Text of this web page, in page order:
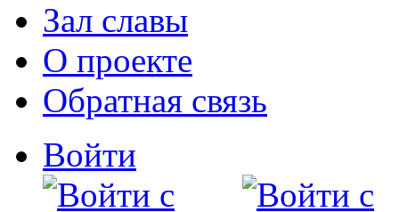
Зал славы
О проекте
Обратная связь
Войти